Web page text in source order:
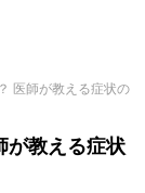
医師が教える症状の
が教える症状